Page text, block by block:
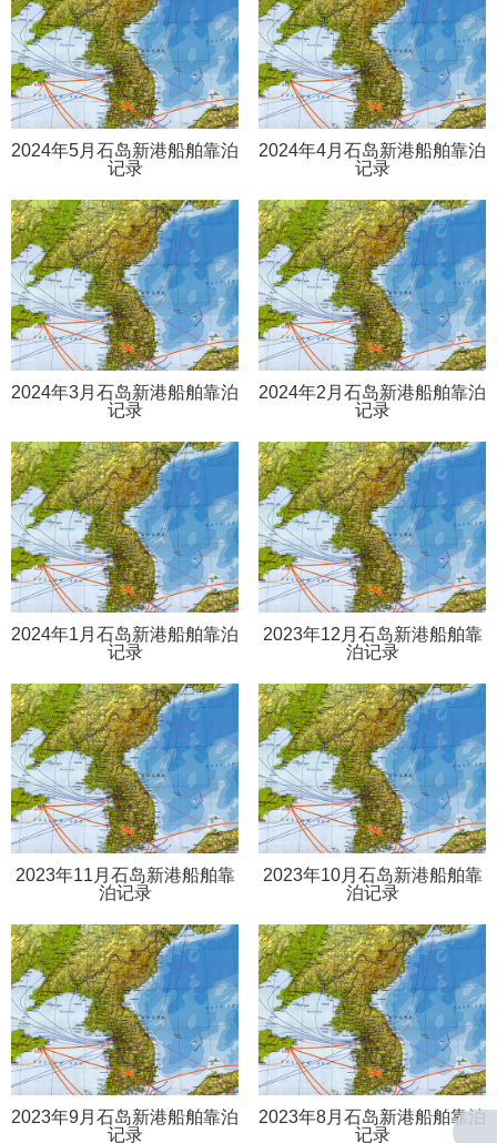
2024年5月石岛新港船舶靠泊
记录
2024年4月石岛新港船舶靠泊
记录
2024年3月石岛新港船舶靠泊
记录
2024年2月石岛新港船舶靠泊
记录
2024年1月石岛新港船舶靠泊
记录
2023年12月石岛新港船舶靠
泊记录
2023年11月石岛新港船舶靠
泊记录
2023年10月石岛新港船舶靠
泊记录
2023年9月石岛新港船舶靠泊
记录
2023年8月石岛新港船舶靠泊
记录